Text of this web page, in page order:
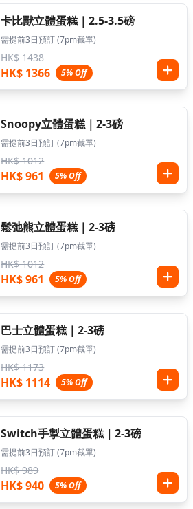
卡比獸立體蛋糕｜2.5-3.5磅
需提前3日預訂 (7pm截單)
HK$ 1438
HK$ 1366 5% Off
Snoopy立體蛋糕｜2-3磅
需提前3日預訂 (7pm截單)
HK$ 1012
HK$ 961 5% Off
鬆弛熊立體蛋糕｜2-3磅
需提前3日預訂 (7pm截單)
HK$ 1012
HK$ 961 5% Off
巴士立體蛋糕｜2-3磅
需提前3日預訂 (7pm截單)
HK$ 1173
HK$ 1114 5% Off
Switch手掣立體蛋糕｜2-3磅
需提前3日預訂 (7pm截單)
HK$ 989
HK$ 940 5% Off